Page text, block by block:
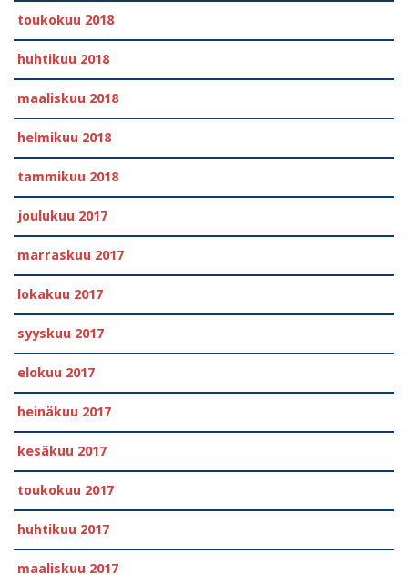
toukokuu 2018
huhtikuu 2018
maaliskuu 2018
helmikuu 2018
tammikuu 2018
joulukuu 2017
marraskuu 2017
lokakuu 2017
syyskuu 2017
elokuu 2017
heinäkuu 2017
kesäkuu 2017
toukokuu 2017
huhtikuu 2017
maaliskuu 2017